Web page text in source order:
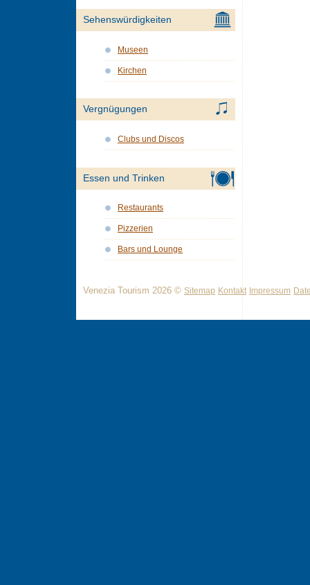
Sehenswürdigkeiten
Museen
Kirchen
Vergnügungen
Clubs und Discos
Essen und Trinken
Restaurants
Pizzerien
Bars und Lounge
Venezia Tourism 2026 © Sitemap Kontakt Impressum